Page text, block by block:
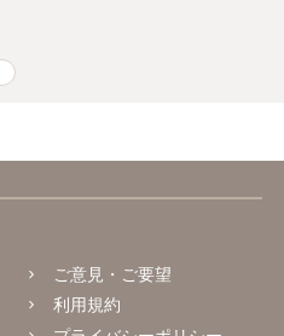
ご意見・ご要望
利用規約